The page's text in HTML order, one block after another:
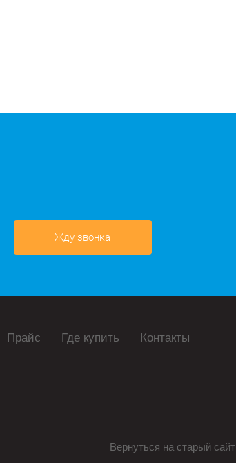
Жду звонка
Прайс Где купить Контакты
Вернуться на старый сайт